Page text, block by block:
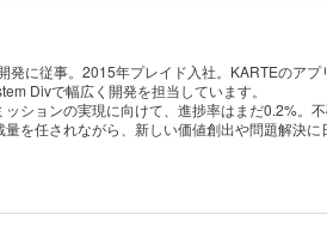
に従事。2015年プレイド入社。KARTEのア
Divで幅広く開発を担当しています。
ッションの実現に向けて、進捗率はまだ0.2%
を任されながら、新しい価値創出や問題解決に